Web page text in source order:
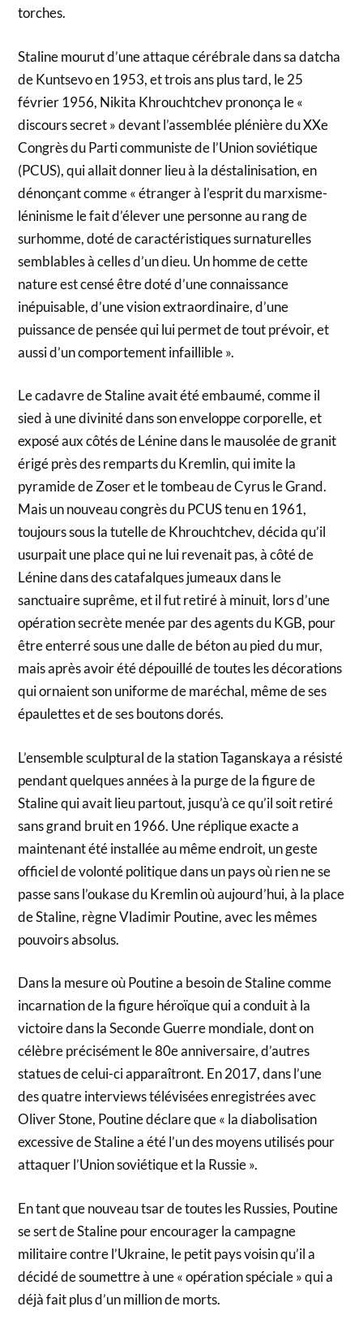
torches.
Staline mourut d’une attaque cérébrale dans sa datcha
de Kuntsevo en 1953, et trois ans plus tard, le 25
février 1956, Nikita Khrouchtchev prononça le «
discours secret » devant l’assemblée plénière du XXe
Congrès du Parti communiste de l’Union soviétique
(PCUS), qui allait donner lieu à la déstalinisation, en
dénonçant comme « étranger à l’esprit du marxisme-
léninisme le fait d’élever une personne au rang de
surhomme, doté de caractéristiques surnaturelles
semblables à celles d’un dieu. Un homme de cette
nature est censé être doté d’une connaissance
inépuisable, d’une vision extraordinaire, d’une
puissance de pensée qui lui permet de tout prévoir, et
aussi d’un comportement infaillible ».
Le cadavre de Staline avait été embaumé, comme il
sied à une divinité dans son enveloppe corporelle, et
exposé aux côtés de Lénine dans le mausolée de granit
érigé près des remparts du Kremlin, qui imite la
pyramide de Zoser et le tombeau de Cyrus le Grand.
Mais un nouveau congrès du PCUS tenu en 1961,
toujours sous la tutelle de Khrouchtchev, décida qu’il
usurpait une place qui ne lui revenait pas, à côté de
Lénine dans des catafalques jumeaux dans le
sanctuaire suprême, et il fut retiré à minuit, lors d’une
opération secrète menée par des agents du KGB, pour
être enterré sous une dalle de béton au pied du mur,
mais après avoir été dépouillé de toutes les décorations
qui ornaient son uniforme de maréchal, même de ses
épaulettes et de ses boutons dorés.
L’ensemble sculptural de la station Taganskaya a résisté
pendant quelques années à la purge de la figure de
Staline qui avait lieu partout, jusqu’à ce qu’il soit retiré
sans grand bruit en 1966. Une réplique exacte a
maintenant été installée au même endroit, un geste
officiel de volonté politique dans un pays où rien ne se
passe sans l’oukase du Kremlin où aujourd’hui, à la place
de Staline, règne Vladimir Poutine, avec les mêmes
pouvoirs absolus.
Dans la mesure où Poutine a besoin de Staline comme
incarnation de la figure héroïque qui a conduit à la
victoire dans la Seconde Guerre mondiale, dont on
célèbre précisément le 80e anniversaire, d’autres
statues de celui-ci apparaîtront. En 2017, dans l’une
des quatre interviews télévisées enregistrées avec
Oliver Stone, Poutine déclare que « la diabolisation
excessive de Staline a été l’un des moyens utilisés pour
attaquer l’Union soviétique et la Russie ».
En tant que nouveau tsar de toutes les Russies, Poutine
se sert de Staline pour encourager la campagne
militaire contre l’Ukraine, le petit pays voisin qu’il a
décidé de soumettre à une « opération spéciale » qui a
déjà fait plus d’un million de morts.